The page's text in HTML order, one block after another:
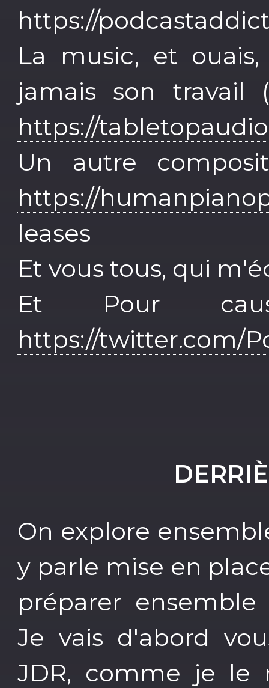
https://
La music, et
jamais son
https://
Un autre
https://
leases
Et vous tous, qui
Et Pour
https://twitter.com/
On explore
y parle mise en
préparer
Je vais d'abord
JDR, comme je le